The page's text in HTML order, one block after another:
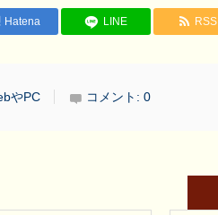
Hatena LINE RSS
やPC コメント: 0